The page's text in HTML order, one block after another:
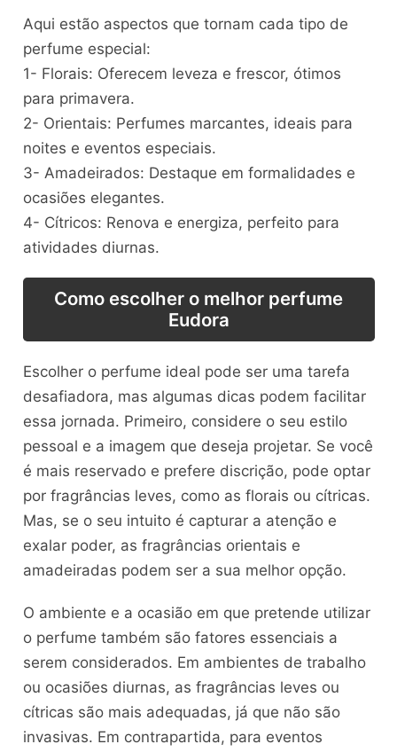
Aqui estão aspectos que tornam cada tipo de
perfume especial:
1- Florais: Oferecem leveza e frescor, ótimos
para primavera.
2- Orientais: Perfumes marcantes, ideais para
noites e eventos especiais.
3- Amadeirados: Destaque em formalidades e
ocasiões elegantes.
4- Cítricos: Renova e energiza, perfeito para
atividades diurnas.
Como escolher o melhor perfume
Eudora
Escolher o perfume ideal pode ser uma tarefa
desafiadora, mas algumas dicas podem facilitar
essa jornada. Primeiro, considere o seu estilo
pessoal e a imagem que deseja projetar. Se você
é mais reservado e prefere discrição, pode optar
por fragrâncias leves, como as florais ou cítricas.
Mas, se o seu intuito é capturar a atenção e
exalar poder, as fragrâncias orientais e
amadeiradas podem ser a sua melhor opção.
O ambiente e a ocasião em que pretende utilizar
o perfume também são fatores essenciais a
serem considerados. Em ambientes de trabalho
ou ocasiões diurnas, as fragrâncias leves ou
cítricas são mais adequadas, já que não são
invasivas. Em contrapartida, para eventos